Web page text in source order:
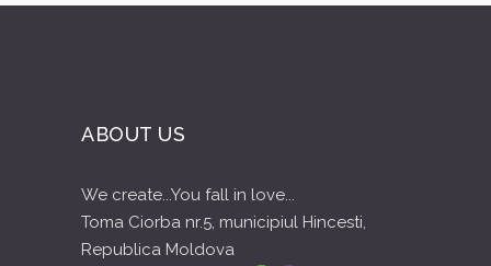
ABOUT US
We create...You fall in love...
Toma Ciorba nr.5, municipiul Hincesti,
Republica Moldova